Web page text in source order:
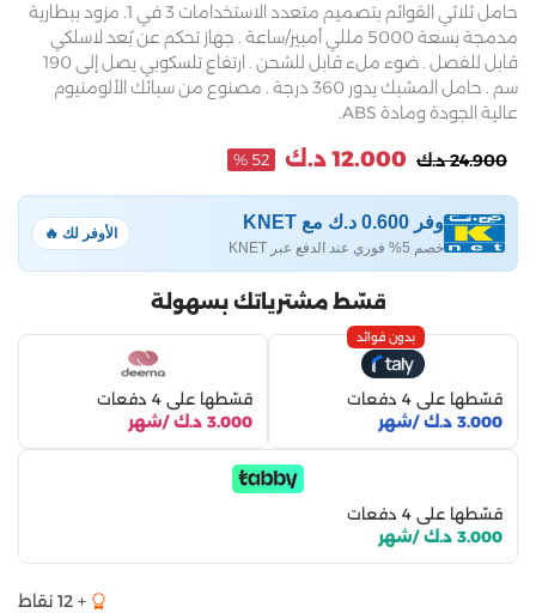
حامل ثلاثي القوائم بتصميم متعدد الاستخدامات 3 في 1. مزود ببطارية
مدمجة بسعة 5000 مللي أمبير/ساعة . جهاز تحكم عن بُعد لاسلكي
قابل للفصل . ضوء ملء قابل للشحن . ارتفاع تلسكوبي يصل إلى 190
سم . حامل المشبك يدور 360 درجة . مصنوع من سبائك الألومنيوم
عالية الجودة ومادة ABS.
24.900 د.ك 12.000 د.ك 52 %
وفر 0.600 د.ك مع KNET
خصم 5% فوري عند الدفع عبر KNET
الأوفر لك 🔥
قسّط مشترياتك بسهولة
بدون فوائد
قسّطها على 4 دفعات
3.000 د.ك /شهر
قسّطها على 4 دفعات
3.000 د.ك /شهر
قسّطها على 4 دفعات
3.000 د.ك /شهر
+ 12 نقاط